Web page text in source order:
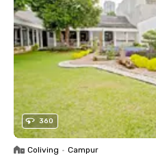
360
Coliving • Campur